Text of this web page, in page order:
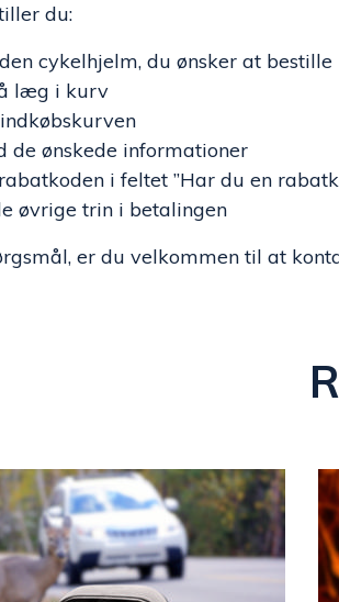
du:
cykelhjelm, du ønsker at bestille
læg i kurv
de ønskede informationer
i feltet ”Har du en
øvrige trin i betalingen
er du velkommen til at